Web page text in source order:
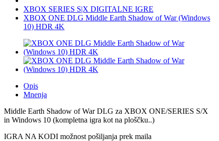
XBOX SERIES S|X DIGITALNE IGRE
XBOX ONE DLG Middle Earth Shadow of War (Windows
10) HDR 4K
Opis
Mnenja
Middle Earth Shadow of War DLG za XBOX ONE/SERIES S/X
in Windows 10 (kompletna igra kot na ploščku..)
IGRA NA KODI možnost pošiljanja prek maila